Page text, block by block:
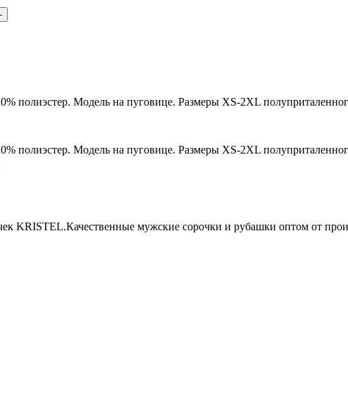
полиэстер. Модель на пуговице. Размеры XS-2XL
полиэстер. Модель на пуговице. Размеры XS-2XL
KRISTEL.Качественные мужские сорочки и рубашки оптом от